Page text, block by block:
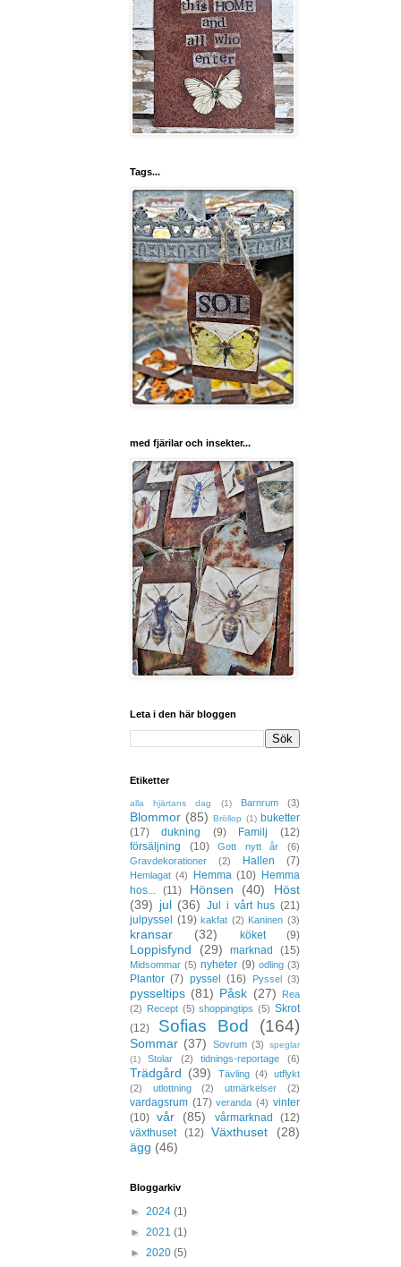
Tags...
med fjärilar och insekter...
Leta i den här bloggen
Etiketter
alla hjärtans dag (1) Barnrum (3)
Blommor (85) Bröllop (1) buketter
(17)
dukning (9) Familj
(12)
försäljning
(10) Gott nytt år
(6)
Gravdekorationer
(2) Hallen (7)
Hemlagat (4) Hemma (10) Hemma
hos...
(11) Hönsen (40)
Höst
(39) jul (36) Jul i vårt hus (21)
julpyssel
(19) kakfat (2) Kaninen (3)
kransar (32) köket (9)
Loppisfynd (29) marknad (15)
Midsommar (5) nyheter (9) odling (3)
Plantor (7) pyssel (16) Pyssel (3)
pysseltips (81) Påsk (27)
Rea
(2) Recept (5) shoppingtips (5) Skrot
(12)
Sofias Bod (164)
Sommar (37) Sovrum (3)
speglar
(1)
Stolar (2) tidnings-reportage (6)
Trädgård (39) Tävling (4)
utflykt
(2)
utlottning (2) utmärkelser (2)
vardagsrum (17) veranda (4) vinter
(10) vår (85) vårmarknad
(12)
växthuset
(12) Växthuset
(28)
ägg (46)
Bloggarkiv
► 2024 (1)
► 2021 (1)
► 2020 (5)